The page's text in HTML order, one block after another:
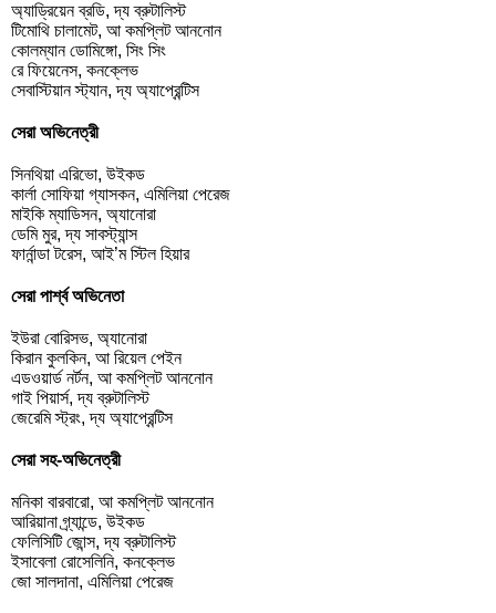
অ্যাড্রিয়েন ব্রডি, দ্য ব্রুটালিস্ট
টিমোথি চালামেট, আ কমপ্লিট আননোন
কোলম্যান ডোমিঙ্গো, সিং সিং
রে ফিয়েনেস, কনক্লেভ
সেবাস্টিয়ান স্ট্যান, দ্য অ্যাপ্রেন্টিস
সেরা অভিনেত্রী
সিনথিয়া এরিভো, উইকড
কার্লা সোফিয়া গ্যাসকন, এমিলিয়া পেরেজ
মাইকি ম্যাডিসন, অ্যানোরা
ডেমি মুর, দ্য সাবস্ট্যান্স
ফার্নান্ডা টরেস, আই’ম স্টিল হিয়ার
সেরা পার্শ্ব অভিনেতা
ইউরা বোরিসভ, অ্যানোরা
কিরান কুলকিন, আ রিয়েল পেইন
এডওয়ার্ড নর্টন, আ কমপ্লিট আননোন
গাই পিয়ার্স, দ্য ব্রুটালিস্ট
জেরেমি স্ট্রং, দ্য অ্যাপ্রেন্টিস
সেরা সহ-অভিনেত্রী
মনিকা বারবারো, আ কমপ্লিট আননোন
আরিয়ানা গ্র্যান্ডে, উইকড
ফেলিসিটি জোন্স, দ্য ব্রুটালিস্ট
ইসাবেলা রোসেলিনি, কনক্লেভ
জো সালদানা, এমিলিয়া পেরেজ